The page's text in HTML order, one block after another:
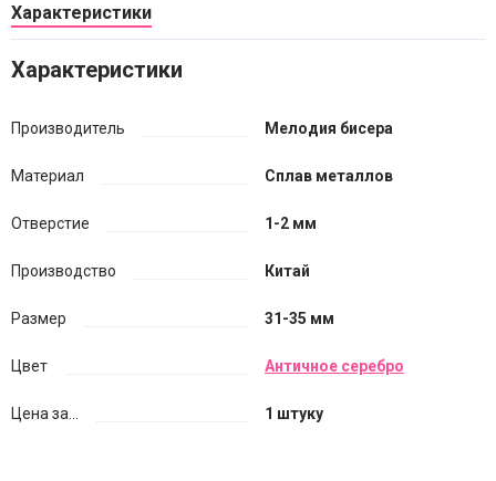
Характеристики
Характеристики
Производитель Мелодия бисера
Материал Сплав металлов
Отверстие 1-2 мм
Производство Китай
Размер 31-35 мм
Цвет Античное серебро
Цена за... 1 штуку